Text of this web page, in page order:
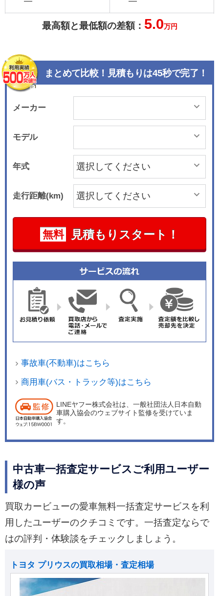
最高額と最低額の差額： 5.0万円
まとめて比較！見積もりは45秒で完了！
メーカー
モデル
年式
走行距離(km)
無料 見積もりスタート！
事故車(不動車)はこちら
商用車(バス・トラック等)はこちら
LINEヤフー株式会社は、一般社団法人日本自動
車購入協会のウェブサイト監修を受けていま
す。
中古車一括査定サービスご利用ユーザー
様の声
買取カービューの愛車無料一括査定サービスを利
用したユーザーのクチコミです。一括査定ならで
はの評判・体験談をチェックしましょう。
トヨタ プリウスの買取相場・査定相場